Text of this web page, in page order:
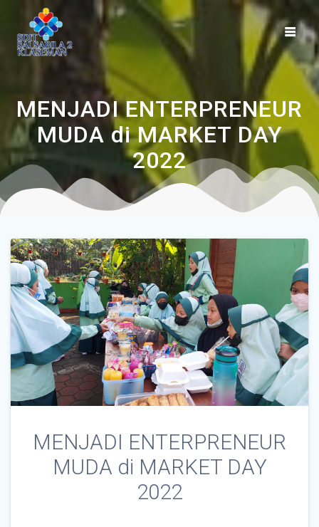
MENJADI ENTERPRENEUR
MUDA di MARKET DAY
2022
MENJADI ENTERPRENEUR
MUDA di MARKET DAY
2022